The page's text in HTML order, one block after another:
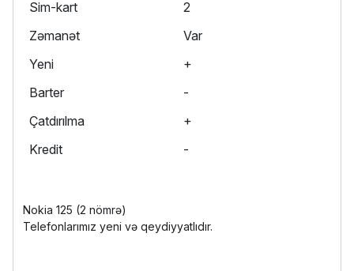
Sim-kart
2
Zəmanət
Var
Yeni
+
Barter
-
Çatdırılma
+
Kredit
-
Nokia 125 (2 nömrə)
Telefonlarımız yeni və qeydiyyatlıdır.